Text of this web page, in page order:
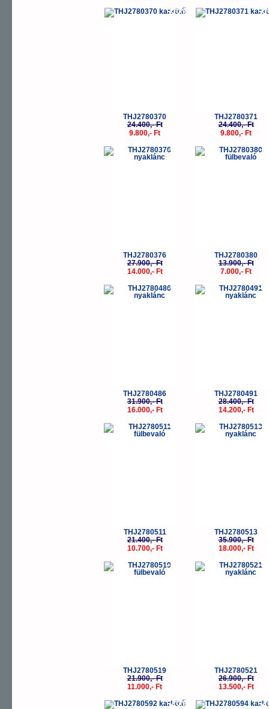
-60%
THJ2780370
24.400,- Ft
9.800,- Ft
-
THJ2780371
24.400,- Ft
9.800,- Ft
-50%
THJ2780376
27.900,- Ft
14.000,- Ft
-
THJ2780380
13.900,- Ft
7.000,- Ft
-50%
THJ2780486
31.900,- Ft
16.000,- Ft
-
THJ2780491
28.400,- Ft
14.200,- Ft
-50%
THJ2780511
21.400,- Ft
10.700,- Ft
-
THJ2780513
35.900,- Ft
18.000,- Ft
-50%
THJ2780519
21.900,- Ft
11.000,- Ft
-
THJ2780521
26.900,- Ft
13.500,- Ft
-20% -